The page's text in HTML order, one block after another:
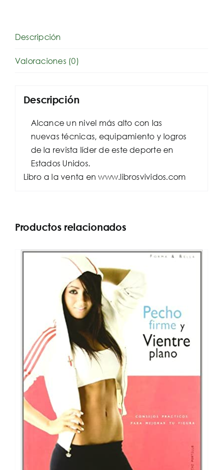
Descripción
Valoraciones (0)
Descripción
Alcance un nivel más alto con las
nuevas técnicas, equipamiento y logros
de la revista líder de este deporte en
Estados Unidos.
Libro a la venta en www.librosvividos.com
Productos relacionados